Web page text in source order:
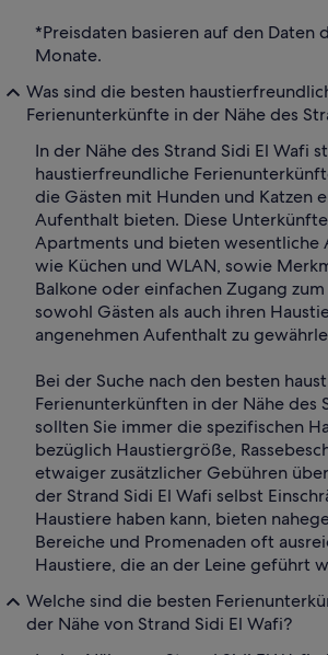
*Preisdaten basieren auf den Daten
Monate.
Was sind die besten
Ferienunterkünfte in der Nähe des
In der Nähe des Strand Sidi El Wafi
haustierfreundliche
die Gästen mit Hunden und Katzen
Aufenthalt bieten. Diese
Apartments und bieten wesentliche
wie Küchen und WLAN, sowie
Balkone oder einfachen Zugang
sowohl Gästen als auch ihren
angenehmen Aufenthalt zu
Bei der Suche nach den besten
Ferienunterkünften in der Nähe des
sollten Sie immer die spezifischen
bezüglich Haustiergröße,
etwaiger zusätzlicher Gebühren
der Strand Sidi El Wafi selbst
Haustiere haben kann, bieten
Bereiche und Promenaden oft
Haustiere, die an der Leine geführt
Welche sind die besten
der Nähe von Strand Sidi El Wafi?